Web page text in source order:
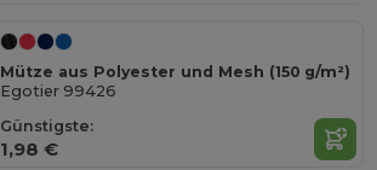
Mütze aus Polyester und Mesh (150 g/m²)
Egotier 99426
Günstigste:
1,98 €